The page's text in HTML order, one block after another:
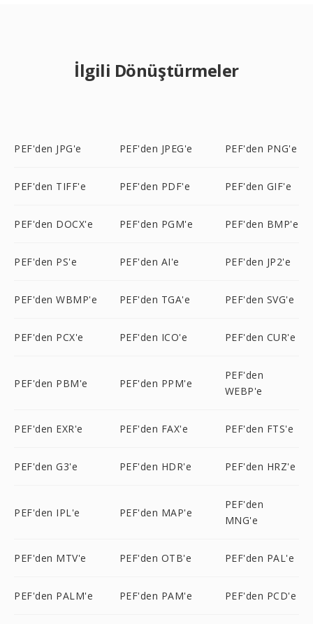
İlgili Dönüştürmeler
PEF'den JPG'e PEF'den JPEG'e PEF'den PNG'e
PEF'den TIFF'e PEF'den PDF'e PEF'den GIF'e
PEF'den DOCX'e PEF'den PGM'e PEF'den BMP'e
PEF'den PS'e PEF'den AI'e PEF'den JP2'e
PEF'den WBMP'e PEF'den TGA'e PEF'den SVG'e
PEF'den PCX'e PEF'den ICO'e PEF'den CUR'e
PEF'den PBM'e PEF'den PPM'e
PEF'den
WEBP'e
PEF'den EXR'e PEF'den FAX'e PEF'den FTS'e
PEF'den G3'e PEF'den HDR'e PEF'den HRZ'e
PEF'den IPL'e PEF'den MAP'e
PEF'den
MNG'e
PEF'den MTV'e PEF'den OTB'e PEF'den PAL'e
PEF'den PALM'e PEF'den PAM'e PEF'den PCD'e